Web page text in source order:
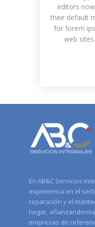
editors
their default
for ‘lorem
web
En AB&C Servicios
experiencia en el
reparación y el
hogar,
empresas de